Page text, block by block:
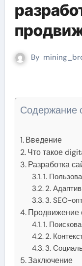
By
Содержание
Введение
Что такое
Разработка
1.
2.
3. SEO-
Продвижение
1.
2.
3.
Заключение